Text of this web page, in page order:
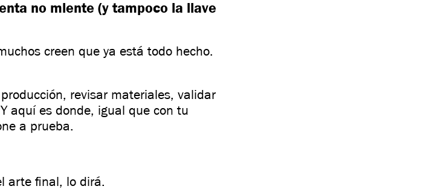
no miente (y tampoco la llave
creen que ya está todo hecho.
revisar materiales, validar
aquí es donde, igual que con tu
a prueba.
arte final, lo dirá.